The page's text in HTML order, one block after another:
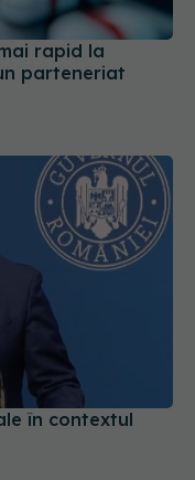
rapid la
parteneriat
în contextul